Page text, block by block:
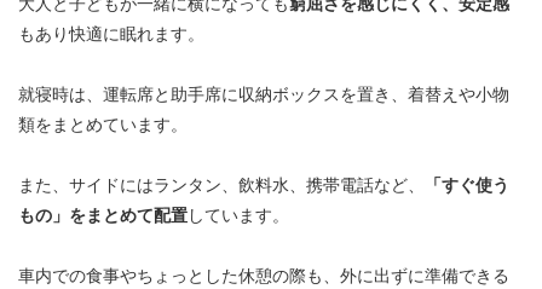
もあり快適に眠れます。
就寝時は、運転席と助手席に収納ボックスを置き、着替えや小物
類をまとめています。
また、サイドにはランタン、飲料水、携帯電話など、
「すぐ使う
もの」をまとめて配置しています。
車内での食事やちょっとした休憩の際も、外に出ずに準備できる